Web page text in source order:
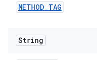
METHOD_TAG
String